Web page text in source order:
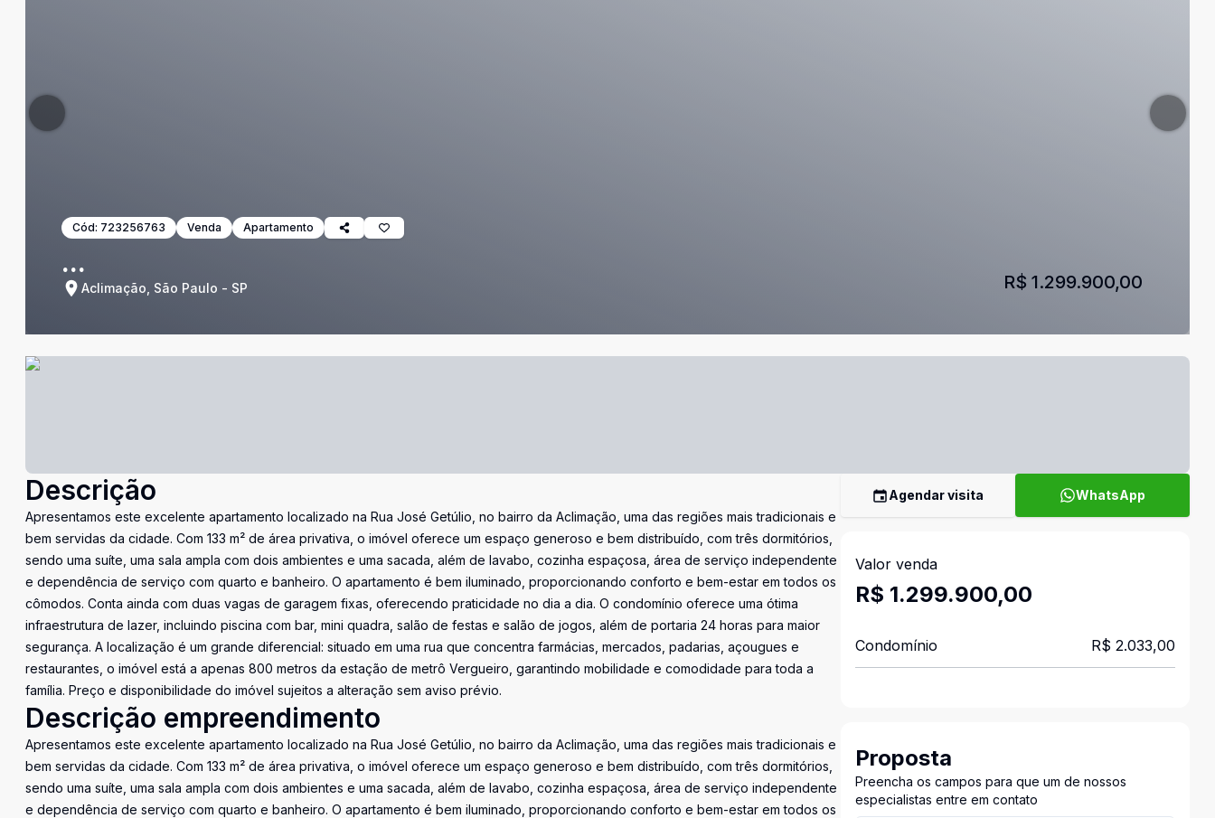
Cód: 723256763 Venda Apartamento
...
Aclimação, São Paulo - SP R$ 1.299.900,00
Descrição
Apresentamos este excelente apartamento localizado na Rua José Getúlio, no bairro da Aclimação, uma das regiões mais tradicionais e
bem servidas da cidade. Com 133 m² de área privativa, o imóvel oferece um espaço generoso e bem distribuído, com três dormitórios,
sendo uma suíte, uma sala ampla com dois ambientes e uma sacada, além de lavabo, cozinha espaçosa, área de serviço independente
e dependência de serviço com quarto e banheiro. O apartamento é bem iluminado, proporcionando conforto e bem-estar em todos os
cômodos. Conta ainda com duas vagas de garagem fixas, oferecendo praticidade no dia a dia. O condomínio oferece uma ótima
infraestrutura de lazer, incluindo piscina com bar, mini quadra, salão de festas e salão de jogos, além de portaria 24 horas para maior
segurança. A localização é um grande diferencial: situado em uma rua que concentra farmácias, mercados, padarias, açougues e
restaurantes, o imóvel está a apenas 800 metros da estação de metrô Vergueiro, garantindo mobilidade e comodidade para toda a
família. Preço e disponibilidade do imóvel sujeitos a alteração sem aviso prévio.
Descrição empreendimento
Apresentamos este excelente apartamento localizado na Rua José Getúlio, no bairro da Aclimação, uma das regiões mais tradicionais e
bem servidas da cidade. Com 133 m² de área privativa, o imóvel oferece um espaço generoso e bem distribuído, com três dormitórios,
sendo uma suíte, uma sala ampla com dois ambientes e uma sacada, além de lavabo, cozinha espaçosa, área de serviço independente
e dependência de serviço com quarto e banheiro. O apartamento é bem iluminado, proporcionando conforto e bem-estar em todos os
Agendar visita WhatsApp
Valor venda
R$ 1.299.900,00
Condomínio R$ 2.033,00
Proposta
Preencha os campos para que um de nossos
especialistas entre em contato